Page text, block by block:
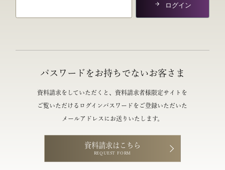
ログイン
パスワードを お持ちでないお客さま
資料請求をしていただくと、 資料請求者様限定サイトを
ご覧いただけるログインパスワードをご登録いただいた
メールアドレスにお送りいたします。
資料請求はこちら
REQUEST FORM